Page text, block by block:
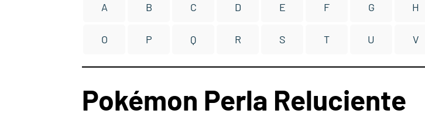
A B C D E F G H
O P Q R S T U V
Pokémon Perla Reluciente